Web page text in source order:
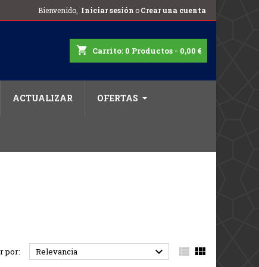
Bienvenido, Iniciar sesiónoCrear una cuenta
shopping_cart Carrito: 0 Productos - 0,00 €
ACTUALIZAR OFERTAS
por: Relevancia   